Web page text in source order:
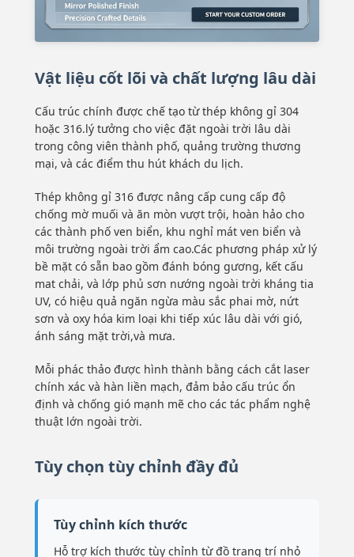
Vật liệu cốt lõi và chất lượng lâu dài
Cấu trúc chính được chế tạo từ thép không gỉ 304
hoặc 316.lý tưởng cho việc đặt ngoài trời lâu dài
trong công viên thành phố, quảng trường thương
mại, và các điểm thu hút khách du lịch.
Thép không gỉ 316 được nâng cấp cung cấp độ
chống mờ muối và ăn mòn vượt trội, hoàn hảo cho
các thành phố ven biển, khu nghỉ mát ven biển và
môi trường ngoài trời ẩm cao.Các phương pháp xử lý
bề mặt có sẵn bao gồm đánh bóng gương, kết cấu
mat chải, và lớp phủ sơn nướng ngoài trời kháng tia
UV, có hiệu quả ngăn ngừa màu sắc phai mờ, nứt
sơn và oxy hóa kim loại khi tiếp xúc lâu dài với gió,
ánh sáng mặt trời,và mưa.
Mỗi phác thảo được hình thành bằng cách cắt laser
chính xác và hàn liền mạch, đảm bảo cấu trúc ổn
định và chống gió mạnh mẽ cho các tác phẩm nghệ
thuật lớn ngoài trời.
Tùy chọn tùy chỉnh đầy đủ
Tùy chỉnh kích thước
Hỗ trợ kích thước tùy chỉnh từ đồ trang trí nhỏ